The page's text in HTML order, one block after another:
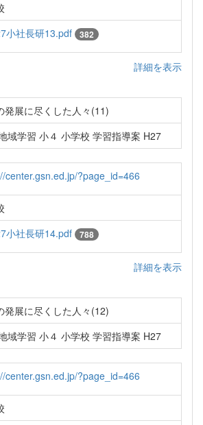
小社長研13.pdf 382
詳細を表示
発展に尽くした人々(11)
域学習 小４ 小学校 学習指導案 H27
center.gsn.ed.jp/?page_id=466
小社長研14.pdf 788
詳細を表示
発展に尽くした人々(12)
域学習 小４ 小学校 学習指導案 H27
center.gsn.ed.jp/?page_id=466